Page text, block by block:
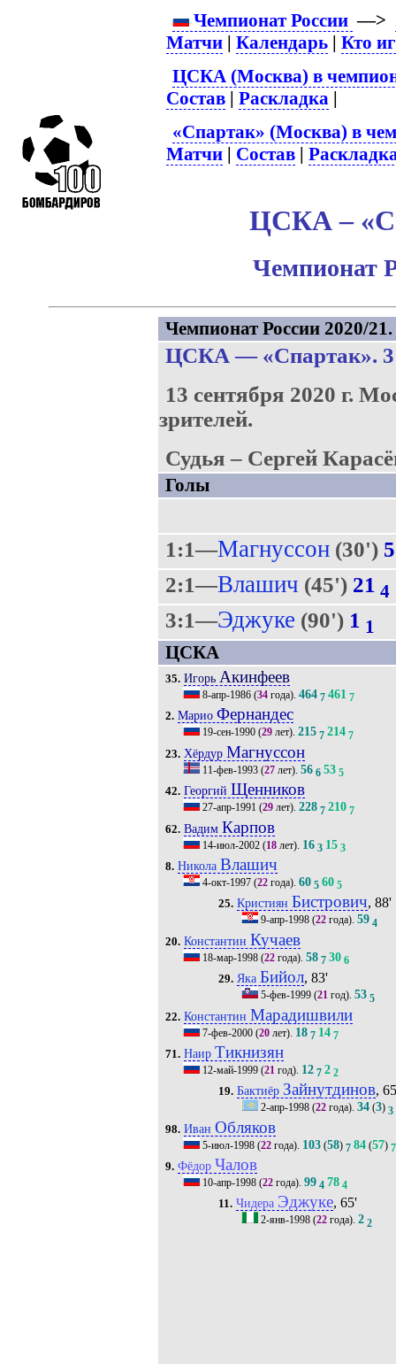
Чемпионат России —>
Матчи |Календарь |Кто
ЦСКА (Москва) в
Состав |Раскладка |
«Спартак» (Москва) в
Матчи | Состав |
ЦСКА –
Чемпионат
Чемпионат России 2020/
ЦСКА — «Спартак».
13 сентября 2020 г.
зрителей.
Судья – Сергей
Голы
1:1—Магнуссон(30') 5
2:1—Влашич (45') 21 4
3:1—Эджуке (90') 1 1
ЦСКА
35. Игорь Акинфеев
8-апр-1986(34года). 464 7 461 7
2. Марио Фернандес
19-сен-1990(29лет). 215 7 214 7
23. Хёрдур Магнуссон
11-фев-1993(27лет). 56 6 53 5
42. Георгий Щенников
27-апр-1991 (29лет). 228 7 210 7
62. Вадим Карпов
14-июл-2002(18лет). 16 3 15 3
8. Никола Влашич
4-окт-1997(22года). 60 5 60 5
25. Кристиян Бистрович, 88'
9-апр-1998 (22 года).59 4
20. Константин Кучаев
18-мар-1998(22года). 58 7 30 6
29. Яка Бийол, 83'
5-фев-1999 (21 год).53 5
22. Константин Марадишвили
7-фев-2000(20лет). 18 7 14 7
71. Наир Тикнизян
12-май-1999(21год). 12 7 2 2
19. Бактиёр Зайнутдинов,
2-апр-1998 (22 года).34 (3) 3
98. Иван Обляков
5-июл-1998(22года). 103(58) 7 84(57) 7
9. Фёдор Чалов
10-апр-1998(22года). 99 4 78 4
11. Чидера Эджуке, 65'
2-янв-1998 (22 года).2 2